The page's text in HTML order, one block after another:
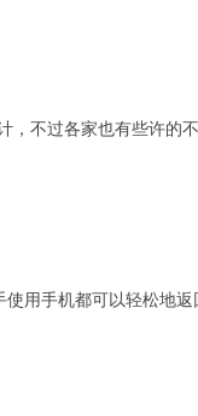
不过各家也有些许的
用手机都可以轻松地